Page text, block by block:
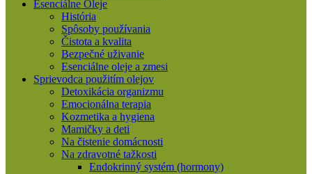
Esenciálne Oleje
História
Spôsoby používania
Čistota a kvalita
Bezpečné uživanie
Esenciálne oleje a zmesi
Sprievodca použitím olejov
Detoxikácia organizmu
Emocionálna terapia
Kozmetika a hygiena
Mamičky a deti
Na čistenie domácnosti
Na zdravotné tažkosti
Endokrinný systém (hormony)